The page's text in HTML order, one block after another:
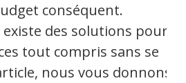
conséquent.
des solutions pour
tout compris sans se
nous vous donnons